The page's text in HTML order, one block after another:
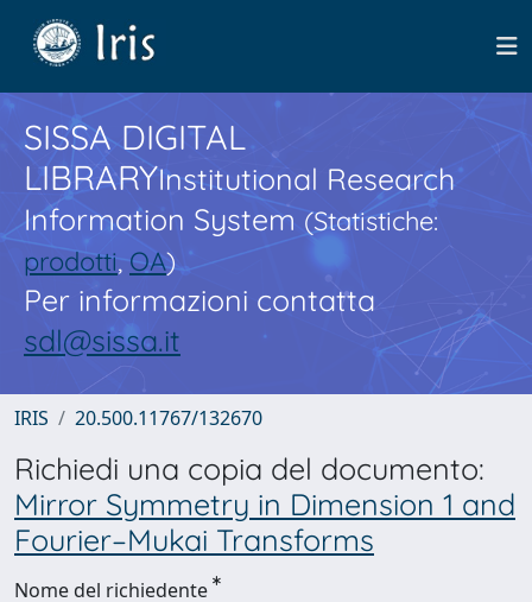
SISSA DIGITAL
LIBRARYInstitutional Research
Information System(Statistiche:
prodotti,OA)
Per informazioni contatta
sdl@sissa.it
IRIS 20.500.11767/132670
Richiedi una copia del documento:
Mirror Symmetry in Dimension 1 and
Fourier–Mukai Transforms
Nome del richiedente